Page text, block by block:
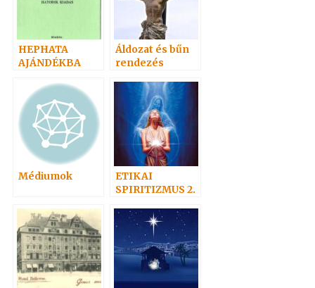
HEPHATA
AJÁNDÉKBA
Áldozat és bűn
rendezés
Médiumok
ETIKAI
SPIRITIZMUS 2.
útján: Isten felé